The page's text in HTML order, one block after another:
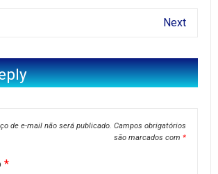
Next
de e-mail não será publicado. Campos obrigatórios
são marcados com *
*